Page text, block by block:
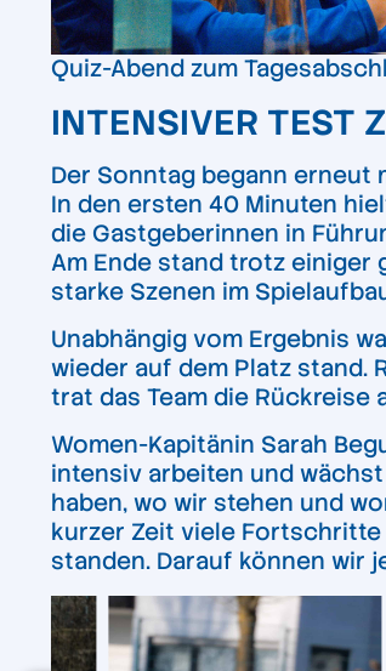
Quiz-Abend zum
INTENSIVER TEST
Der Sonntag begann erneut
In den ersten 40 Minuten
die Gastgeberinnen in
Am Ende stand trotz einiger
starke Szenen im
Unabhängig vom Ergebnis
wieder auf dem Platz stand.
trat das Team die Rückreise
Women-Kapitänin Sarah
intensiv arbeiten und
haben, wo wir stehen und
kurzer Zeit viele Fortschritte
standen. Darauf können wir